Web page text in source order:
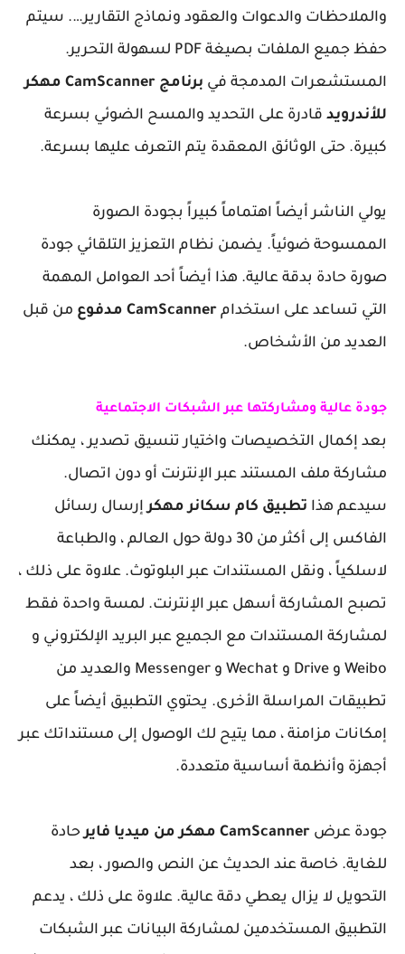
والملاحظات والدعوات والعقود ونماذج التقارير…. سيتم
حفظ جميع الملفات بصيغة PDF لسهولة التحرير.
المستشعرات المدمجة في
برنامج CamScanner مهكر
للأندرويد قادرة على التحديد والمسح الضوئي بسرعة
كبيرة. حتى الوثائق المعقدة يتم التعرف عليها بسرعة.
يولي الناشر أيضاً اهتماماً كبيراً بجودة الصورة
الممسوحة ضوئياً. يضمن نظام التعزيز التلقائي جودة
صورة حادة بدقة عالية. هذا أيضاً أحد العوامل المهمة
التي تساعد على استخدام CamScanner مدفوع
من قبل
العديد من الأشخاص.
جودة عالية ومشاركتها عبر الشبكات الاجتماعية
بعد إكمال التخصيصات واختيار تنسيق تصدير ، يمكنك
مشاركة ملف المستند عبر الإنترنت أو دون اتصال.
سيدعم هذا تطبيق كام سكانر مهكرإرسال رسائل
الفاكس إلى أكثر من 30 دولة حول العالم ، والطباعة
لاسلكياً ، ونقل المستندات عبر البلوتوث. علاوة على ذلك ،
تصبح المشاركة أسهل عبر الإنترنت. لمسة واحدة فقط
لمشاركة المستندات مع الجميع عبر البريد الإلكتروني و
Weibo و Drive و Wechat و Messenger والعديد من
تطبيقات المراسلة الأخرى. يحتوي التطبيق أيضاً على
إمكانات مزامنة ، مما يتيح لك الوصول إلى مستنداتك عبر
أجهزة وأنظمة أساسية متعددة.
جودة عرض CamScanner مهكر من ميديا فاير
حادة
للغاية. خاصة عند الحديث عن النص والصور ، بعد
التحويل لا يزال يعطي دقة عالية. علاوة على ذلك ، يدعم
التطبيق المستخدمين لمشاركة البيانات عبر الشبكات